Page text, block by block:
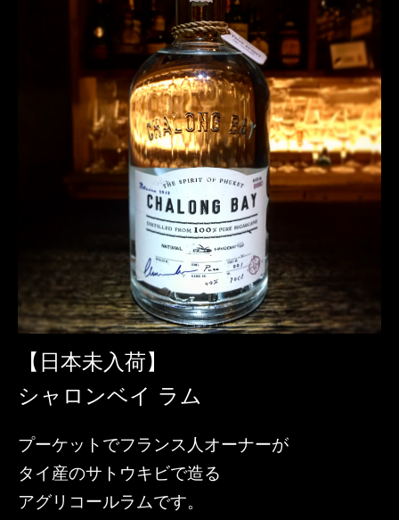
【日本未入荷】
シャロンベイ ラム
プーケットでフランス人オーナーが
タイ産のサトウキビで造る
アグリコールラムです。